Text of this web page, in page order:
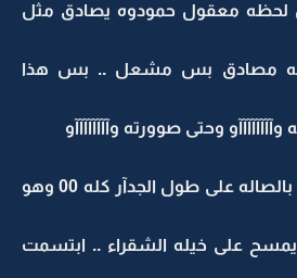
الارض 00 بس لحظه معقول حمودوه يصادق مثل
انه مصادق بس مشعل .. بس هذا
وحتى صوورته وآآآآآآآآو
وهي تناظر صورته اللي بالصاله على طول الجدآر كله 00 وهو
الفروسيه 00 ويمسح على خيله الشقراء .. ابتسمت